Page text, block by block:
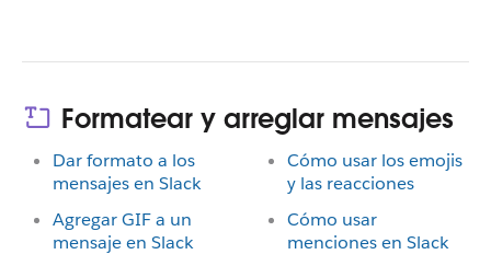
Formatear y arreglar mensajes
Dar formato a los
mensajes en Slack
Agregar GIF a un
mensaje en Slack
Cómo usar los emojis
y las reacciones
Cómo usar
menciones en Slack